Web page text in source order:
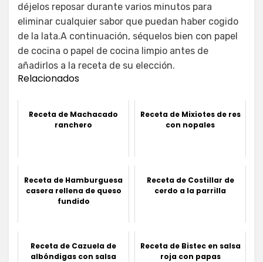
déjelos reposar durante varios minutos para
eliminar cualquier sabor que puedan haber cogido
de la lata.A continuación, séquelos bien con papel
de cocina o papel de cocina limpio antes de
añadirlos a la receta de su elección.
Relacionados
Receta de Machacado
ranchero
Receta de Mixiotes de res
con nopales
Receta de Hamburguesa
casera rellena de queso
fundido
Receta de Costillar de
cerdo a la parrilla
Receta de Cazuela de
albóndigas con salsa
Receta de Bistec en salsa
roja con papas